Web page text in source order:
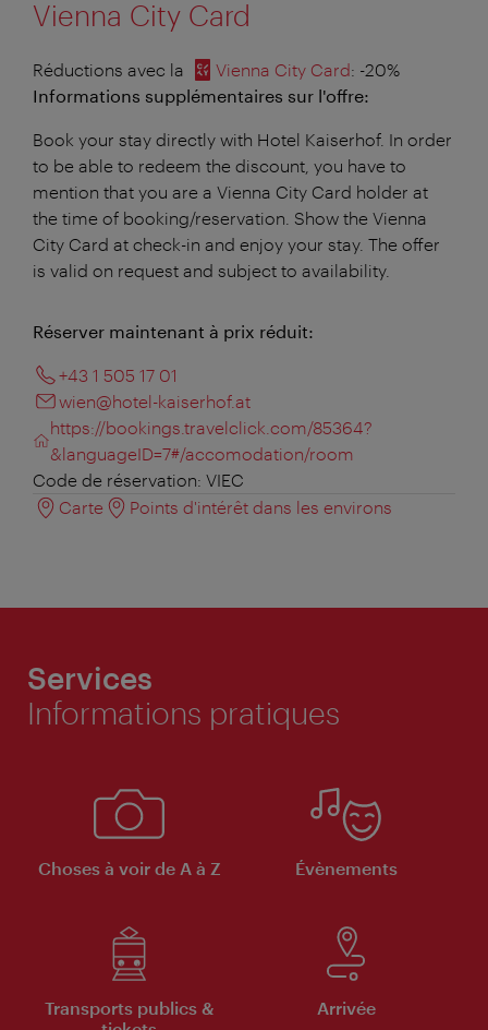
Vienna City Card
Réductions avec la Vienna City Card: -20%
Informations supplémentaires sur l'offre:
Book your stay directly with Hotel Kaiserhof. In order
to be able to redeem the discount, you have to
mention that you are a Vienna City Card holder at
the time of booking/reservation. Show the Vienna
City Card at check-in and enjoy your stay. The offer
is valid on request and subject to availability.
Réserver maintenant à prix réduit:
+43 1 505 17 01
wien@hotel-kaiserhof.at
https://bookings.travelclick.com/85364?
&languageID=7#/accomodation/room
Code de réservation: VIEC
Carte
Points d'intérêt dans les environs
Services
Informations pratiques
Choses à voir de A à Z Évènements
Transports publics &
Arrivée